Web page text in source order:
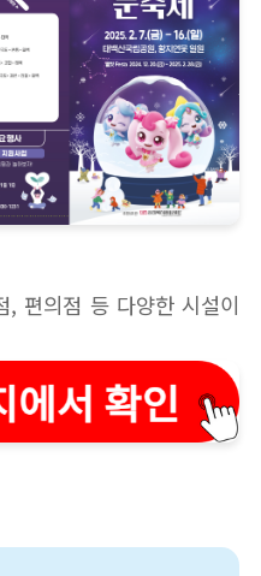
편의점 등 다양한 시설이